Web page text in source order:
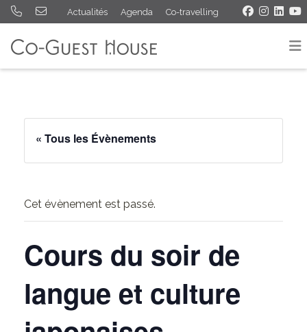
Actualités Agenda Co-travelling
« Tous les Évènements
Cet évènement est passé.
Cours du soir de
langue et culture